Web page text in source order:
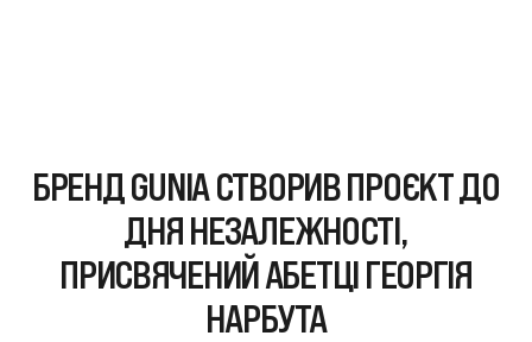
БРЕНД GUNIA СТВОРИВ ПРОЄКТ ДО
ДНЯ НЕЗАЛЕЖНОСТІ,
ПРИСВЯЧЕНИЙ АБЕТЦІ ГЕОРГІЯ
НАРБУТА